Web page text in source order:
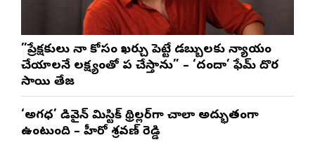
”ప్రేక్షకులు నా కోసం ఖర్చు పెట్టే డబ్బులకు న్యాయం
చేయాలనే లక్ష్యంతో పని చేస్తాను” – ‘దందా’ ఫేమ్ దొర
సాయి తేజ
‘అగధ’ డివైన్ మిస్టిక్ థ్రిల్లర్‌గా చాలా అద్భుతంగా
ఉంటుంది – హీరో శ్రవణ్ రెడ్డి